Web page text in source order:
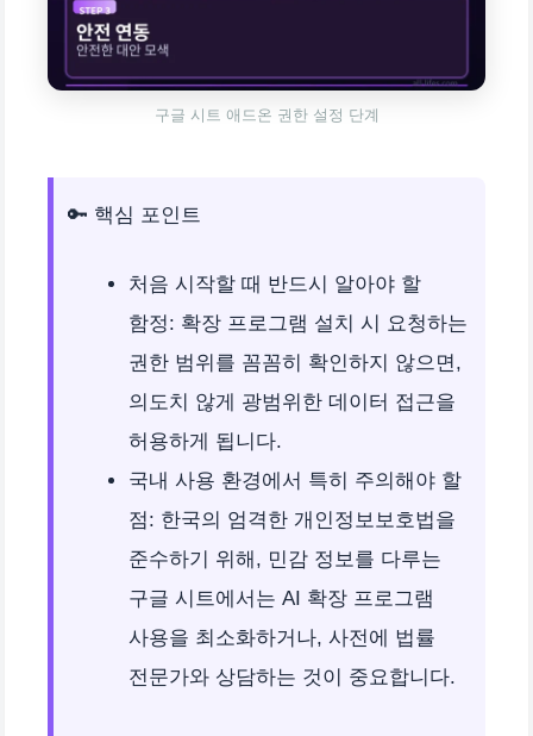
구글 시트 애드온 권한 설정 단계
🔑 핵심 포인트
처음 시작할 때 반드시 알아야 할
함정: 확장 프로그램 설치 시 요청하는
권한 범위를 꼼꼼히 확인하지 않으면,
의도치 않게 광범위한 데이터 접근을
허용하게 됩니다.
국내 사용 환경에서 특히 주의해야 할
점: 한국의 엄격한 개인정보보호법을
준수하기 위해, 민감 정보를 다루는
구글 시트에서는 AI 확장 프로그램
사용을 최소화하거나, 사전에 법률
전문가와 상담하는 것이 중요합니다.